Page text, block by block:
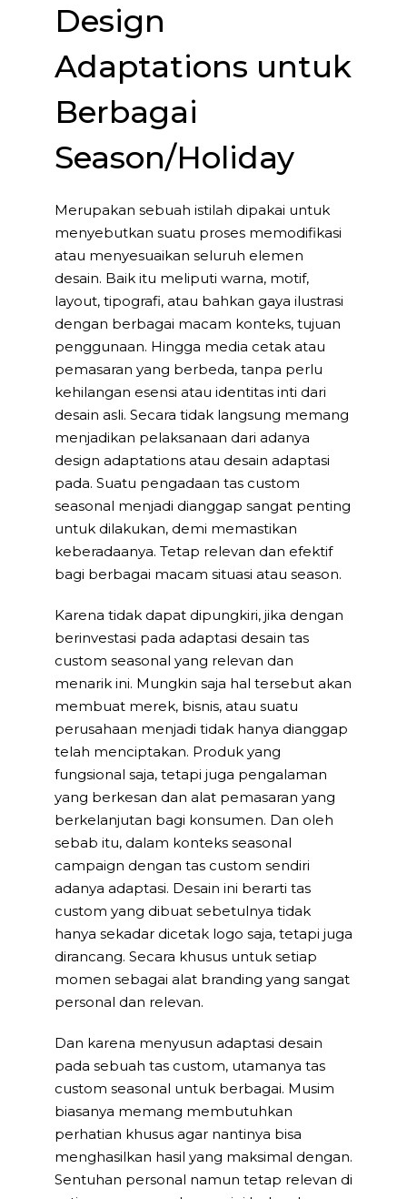
Design
Adaptations untuk
Berbagai
Season/Holiday
Merupakan sebuah istilah dipakai untuk
menyebutkan suatu proses memodifikasi
atau menyesuaikan seluruh elemen
desain. Baik itu meliputi warna, motif,
layout, tipografi, atau bahkan gaya ilustrasi
dengan berbagai macam konteks, tujuan
penggunaan. Hingga media cetak atau
pemasaran yang berbeda, tanpa perlu
kehilangan esensi atau identitas inti dari
desain asli. Secara tidak langsung memang
menjadikan pelaksanaan dari adanya
design adaptations atau desain adaptasi
pada. Suatu pengadaan tas custom
seasonal menjadi dianggap sangat penting
untuk dilakukan, demi memastikan
keberadaanya. Tetap relevan dan efektif
bagi berbagai macam situasi atau season.
Karena tidak dapat dipungkiri, jika dengan
berinvestasi pada adaptasi desain tas
custom seasonal yang relevan dan
menarik ini. Mungkin saja hal tersebut akan
membuat merek, bisnis, atau suatu
perusahaan menjadi tidak hanya dianggap
telah menciptakan. Produk yang
fungsional saja, tetapi juga pengalaman
yang berkesan dan alat pemasaran yang
berkelanjutan bagi konsumen. Dan oleh
sebab itu, dalam konteks seasonal
campaign dengan tas custom sendiri
adanya adaptasi. Desain ini berarti tas
custom yang dibuat sebetulnya tidak
hanya sekadar dicetak logo saja, tetapi juga
dirancang. Secara khusus untuk setiap
momen sebagai alat branding yang sangat
personal dan relevan.
Dan karena menyusun adaptasi desain
pada sebuah tas custom, utamanya tas
custom seasonal untuk berbagai. Musim
biasanya memang membutuhkan
perhatian khusus agar nantinya bisa
menghasilkan hasil yang maksimal dengan.
Sentuhan personal namun tetap relevan di